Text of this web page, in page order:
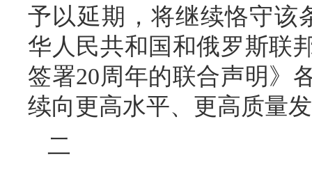
予以延期，将继续恪守该
华人民共和国和俄罗斯联
签署20周年的联合声明》
续向更高水平、更高质量
二